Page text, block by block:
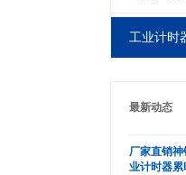
工业计时
最新动态
厂家直销
业计时器累